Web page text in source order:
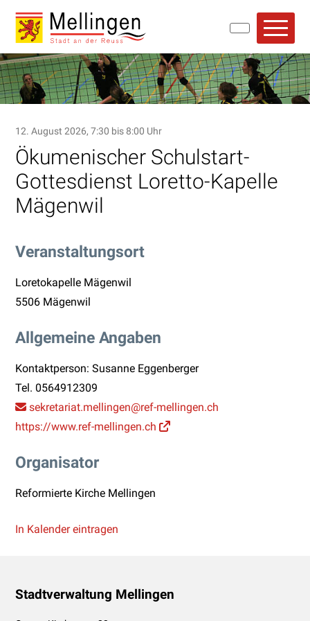
Navigieren in Mellingen
Schnellnavigation
Ökumenischer Schulstart-
Gottesdienst Loretto-Kapelle
Mägenwil
12. August 2026, 7:30 bis 8:00 Uhr
Veranstaltungsort
Loretokapelle Mägenwil
5506 Mägenwil
Allgemeine Angaben
Kontaktperson: Susanne Eggenberger
Tel.0564912309
sekretariat.mellingen@ref-mellingen.ch
https://www.ref-mellingen.ch
Organisator
Reformierte Kirche Mellingen
In Kalender eintragen
Footer
Stadtverwaltung Mellingen